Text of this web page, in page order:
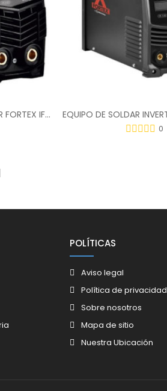
EQUIPO DE SOLDAR INVERTER FORTEX IFTX160 C/MALETA
0
POLÍTICAS
Aviso legal
Política de privacidad
Sobre nosotros
Mapa de sitio
Nuestra Ubicación